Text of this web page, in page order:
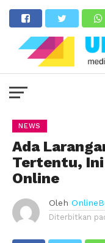
NEWS
Ada
Tertentu,
Online
Oleh
Diterbitkan